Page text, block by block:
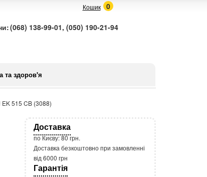
Кошик 0
(068) 138-99-01, (050) 190-21-94
та здоров'я
515 CB (3088)
Доставка
по Києву: 80 грн.
Доставка безкоштовно при замовленні
від 6000 грн
Гарантія